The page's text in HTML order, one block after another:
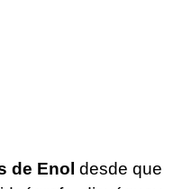
de Enol desde que